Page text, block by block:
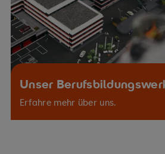
Unser
Erfahre mehr über uns.